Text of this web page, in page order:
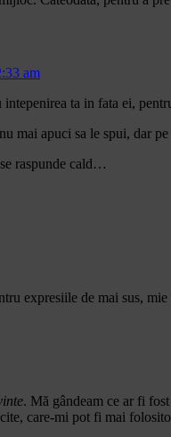
am
ta in fata ei,
mai apuci sa le spui, dar
raspunde cald…
expresiile de mai sus,
. Mă gândeam ce ar fi
care-mi pot fi mai